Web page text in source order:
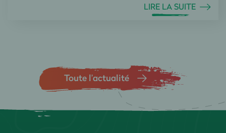
LIRE LA SUITE
Toute l’actualité